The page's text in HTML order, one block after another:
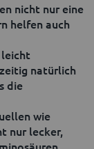
nicht nur eine
helfen auch
leicht
natürlich
die
wie
nur lecker,